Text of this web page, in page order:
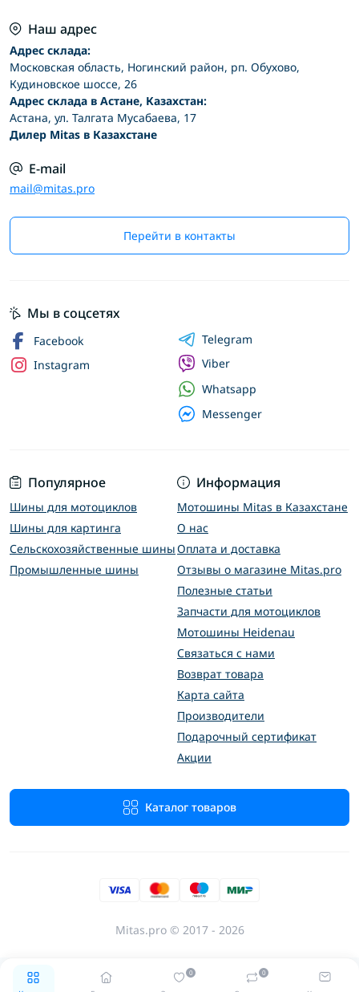
0 0
Наш адрес
Адрес склада:
Московская область, Ногинский район, рп. Обухово,
Кудиновское шоссе, 26
Адрес склада в Астане, Казахстан:
Астана, ул. Талгата Мусабаева, 17
Дилер Mitas в Казахстане
E-mail
mail@mitas.pro
Перейти в контакты
Популярное
Шины для мотоциклов
Шины для картинга
Сельскохозяйственные шины
Промышленные шины
Информация
Мотошины Mitas в Казахстане
О нас
Оплата и доставка
Отзывы о магазине Mitas.pro
Полезные статьи
Запчасти для мотоциклов
Мотошины Heidenau
Связаться с нами
Возврат товара
Карта сайта
Производители
Подарочный сертификат
Акции
Каталог товаров
Мы в соцсетях
Facebook
Instagram
Telegram
Viber
Whatsapp
Messenger
Mitas.pro © 2017 - 2026